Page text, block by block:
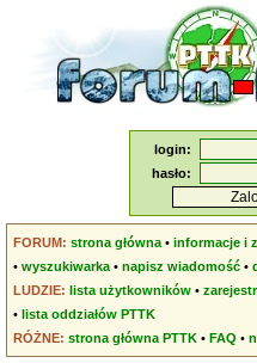
login:
hasło:
FORUM: strona główna •informacje i
•wyszukiwarka •napisz wiadomość •
LUDZIE: lista użytkowników •
•lista oddziałów PTTK
RÓŻNE: strona główna PTTK •FAQ •